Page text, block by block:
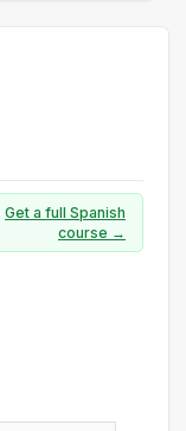
Get a full Spanish
course →